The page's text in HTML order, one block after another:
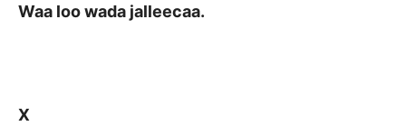
Waa loo wada jalleecaa.
X